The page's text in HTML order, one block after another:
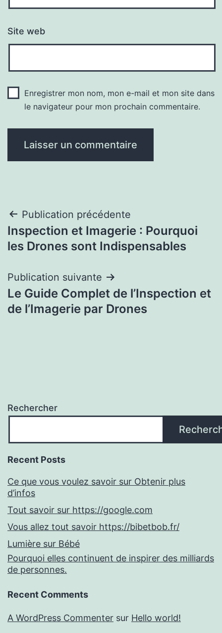
Site web
Enregistrer mon nom, mon e-mail et mon site dans
le navigateur pour mon prochain commentaire.
Navigation
de
Publication précédente
Inspection et Imagerie : Pourquoi
les Drones sont Indispensables
Publication suivante
Le Guide Complet de l’Inspection et
de l’Imagerie par Drones
Rechercher
Recent Posts
Ce que vous voulez savoir sur Obtenir plus
d’infos
Tout savoir sur https://google.com
Vous allez tout savoir https://bibetbob.fr/
Lumière sur Bébé
Pourquoi elles continuent de inspirer des milliards
de personnes.
Recent Comments
A WordPress Commenter sur Hello world!